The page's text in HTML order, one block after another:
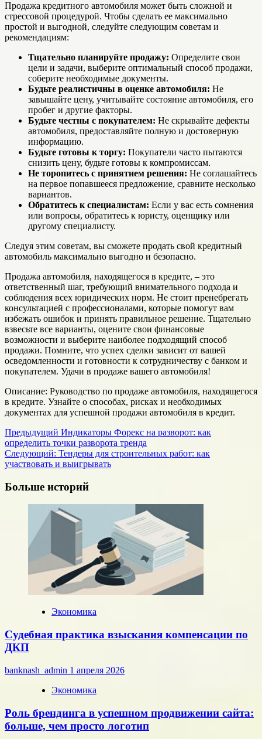
Продажа кредитного автомобиля может быть сложной и
стрессовой процедурой. Чтобы сделать ее максимально
простой и выгодной, следуйте следующим советам и
рекомендациям:
Тщательно планируйте продажу: Определите свои
цели и задачи, выберите оптимальный способ продажи,
соберите необходимые документы.
Будьте реалистичны в оценке автомобиля: Не
завышайте цену, учитывайте состояние автомобиля, его
пробег и другие факторы.
Будьте честны с покупателем: Не скрывайте дефекты
автомобиля, предоставляйте полную и достоверную
информацию.
Будьте готовы к торгу: Покупатели часто пытаются
снизить цену, будьте готовы к компромиссам.
Не торопитесь с принятием решения: Не соглашайтесь
на первое попавшееся предложение, сравните несколько
вариантов.
Обратитесь к специалистам: Если у вас есть сомнения
или вопросы, обратитесь к юристу, оценщику или
другому специалисту.
Следуя этим советам, вы сможете продать свой кредитный
автомобиль максимально выгодно и безопасно.
Продажа автомобиля, находящегося в кредите, – это
ответственный шаг, требующий внимательного подхода и
соблюдения всех юридических норм. Не стоит пренебрегать
консультацией с профессионалами, которые помогут вам
избежать ошибок и принять правильное решение. Тщательно
взвесьте все варианты, оцените свои финансовые
возможности и выберите наиболее подходящий способ
продажи. Помните, что успех сделки зависит от вашей
осведомленности и готовности к сотрудничеству с банком и
покупателем. Удачи в продаже вашего автомобиля!
Описание: Руководство по продаже автомобиля, находящегося
в кредите. Узнайте о способах, рисках и необходимых
документах для успешной продажи автомобиля в кредит.
Навигация
записи
Предыдущий Индикаторы Форекс на разворот: как
определить точки разворота тренда
Следующий: Тендеры для строительных работ: как
участвовать и выигрывать
Больше историй
Экономика
Судебная практика взыскания компенсации по
ДКП
banknash_admin 1 апреля 2026
Экономика
Роль брендинга в успешном продвижении сайта:
больше, чем просто логотип